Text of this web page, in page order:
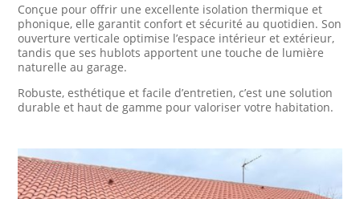
Conçue pour offrir une excellente isolation thermique et
phonique, elle garantit confort et sécurité au quotidien. Son
ouverture verticale optimise l’espace intérieur et extérieur,
tandis que ses hublots apportent une touche de lumière
naturelle au garage.
Robuste, esthétique et facile d’entretien, c’est une solution
durable et haut de gamme pour valoriser votre habitation.